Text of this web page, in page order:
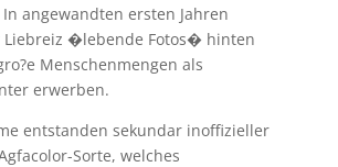
angewandten ersten Jahren
Liebreiz �lebende Fotos� hinten
Menschenmengen als
erwerben.
entstanden sekundar inoffizieller
Sorte, welches